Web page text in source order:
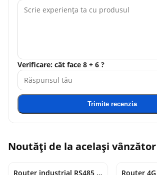
Verificare: cât face 8 + 6 ?
Trimite recenzia
Noutăți de la același vânzător
Router industrial RS485 Teltonika RUT145, WiFi 4, 2x porturi Ethernet 10/100 Mbps, 1x RP-SMA, PoE pasiv, maganement de la distanta, montaj sina DIN